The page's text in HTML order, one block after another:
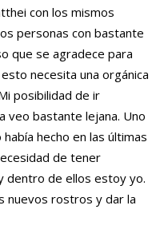
con los mismos
personas con bastante
que se agradece para
necesita una orgánica
posibilidad de ir
veo bastante lejana. Uno
hecho en las últimas
de tener
dentro de ellos estoy yo.
nuevos rostros y dar la